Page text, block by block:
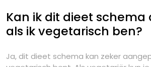
Kan ik dit dieet schema
als ik vegetarisch ben?
Ja, dit dieet schema kan zeker